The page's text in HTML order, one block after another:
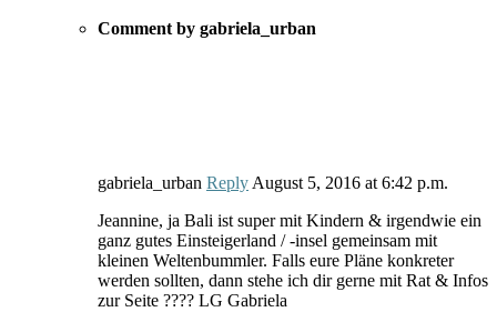
Comment by gabriela_urban
gabriela_urban Reply August 5, 2016 at 6:42 p.m.
Jeannine, ja Bali ist super mit Kindern & irgendwie ein
ganz gutes Einsteigerland / -insel gemeinsam mit
kleinen Weltenbummler. Falls eure Pläne konkreter
werden sollten, dann stehe ich dir gerne mit Rat & Infos
zur Seite ???? LG Gabriela